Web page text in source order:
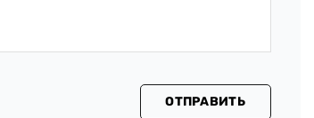
ОТПРАВИТЬ